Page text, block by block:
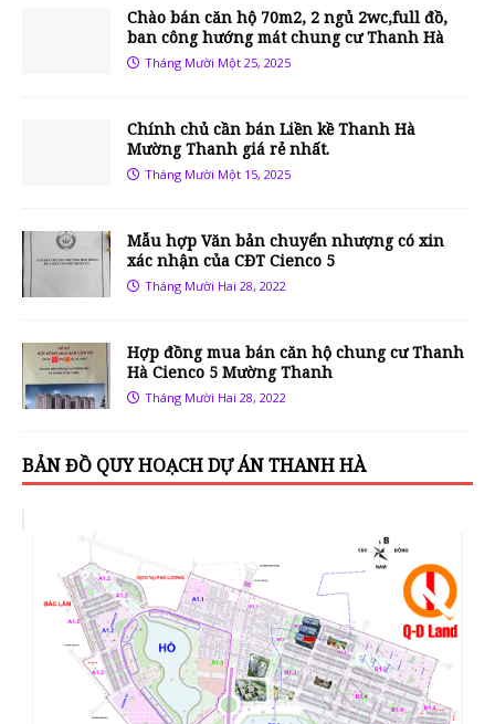
Chào bán căn hộ 70m2, 2 ngủ 2wc,full đồ,
ban công hướng mát chung cư Thanh Hà
Tháng Mười Một 25, 2025
Chính chủ cần bán Liền kề Thanh Hà
Mường Thanh giá rẻ nhất.
Tháng Mười Một 15, 2025
Mẫu hợp Văn bản chuyển nhượng có xin
xác nhận của CĐT Cienco 5
Tháng Mười Hai 28, 2022
Hợp đồng mua bán căn hộ chung cư Thanh
Hà Cienco 5 Mường Thanh
Tháng Mười Hai 28, 2022
BẢN ĐỒ QUY HOẠCH DỰ ÁN THANH HÀ